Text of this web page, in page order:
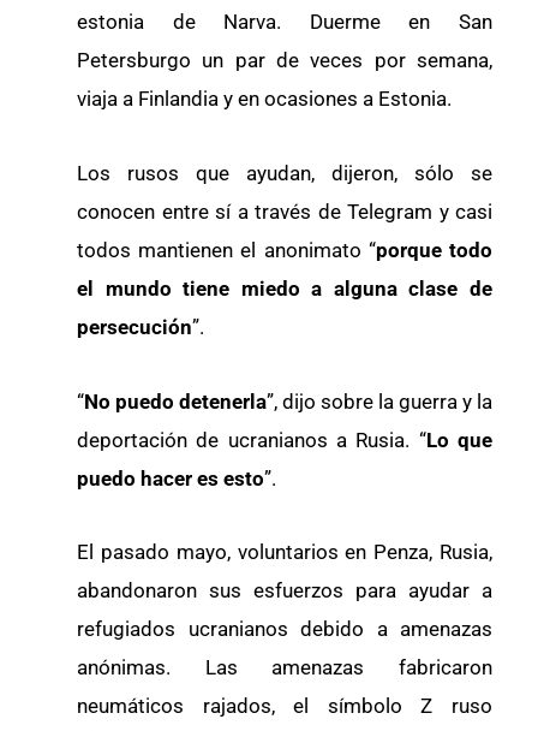
estonia de Narva. Duerme en San
Petersburgo un par de veces por semana,
viaja a Finlandia y en ocasiones a Estonia.
Los rusos que ayudan, dijeron, sólo se
conocen entre sí a través de Telegram y casi
todos mantienen el anonimato “porque todo
el mundo tiene miedo a alguna clase de
persecución”.
“No puedo detenerla”, dijo sobre la guerra y la
deportación de ucranianos a Rusia. “Lo que
puedo hacer es esto”.
El pasado mayo, voluntarios en Penza, Rusia,
abandonaron sus esfuerzos para ayudar a
refugiados ucranianos debido a amenazas
anónimas. Las amenazas fabricaron
neumáticos rajados, el símbolo Z ruso